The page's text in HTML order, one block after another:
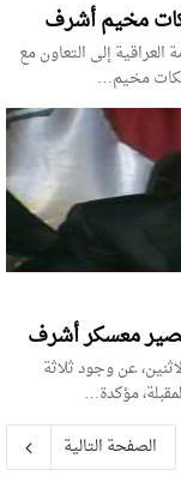
مخيم أشرف
إلى التعاون مع
مخيم…
معسكر أشرف
عن وجود ثلاثة
مؤكدة…
الصفحة التالية